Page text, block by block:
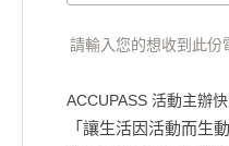
請輸入您的想收到此份
ACCUPASS 活動主辦快
「讓生活因活動而生